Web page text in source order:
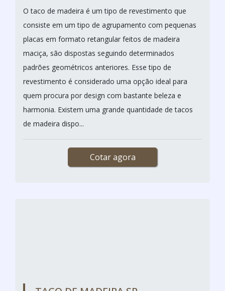
como sua grande durabilidade e beleza. Nesse
sentido, é muito importante realizar uma pesquisa
sobre deck de madeira SP.
Qualidade e confiança em deck de madeira SP
O deck de madeira é muito utilizado para compor
áreas ext...
Cotar agora
O taco de madeira é um tipo de revestimento que